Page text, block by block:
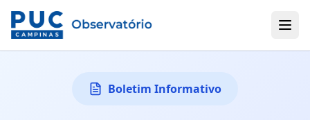
Boletim Informativo